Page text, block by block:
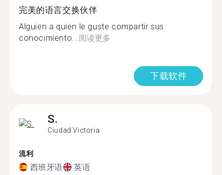
完美的语言交换伙伴
Alguien a quien le guste compartir sus
conocimiento...阅读更多
下载软件
S.
Ciudad Victoria
流利
西班牙语 英语